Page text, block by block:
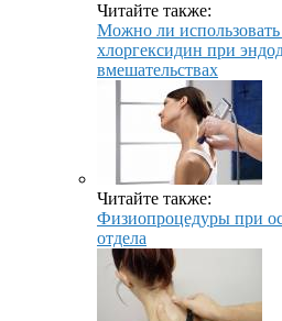
Читайте также:
Можно ли использовать
хлоргексидин при
вмешательствах
Читайте также:
Физиопроцедуры при
отдела